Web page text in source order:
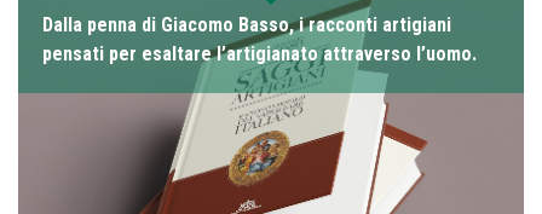
Dalla penna di Giacomo Basso, i racconti artigiani
pensati per esaltare l’artigianato attraverso l’uomo.